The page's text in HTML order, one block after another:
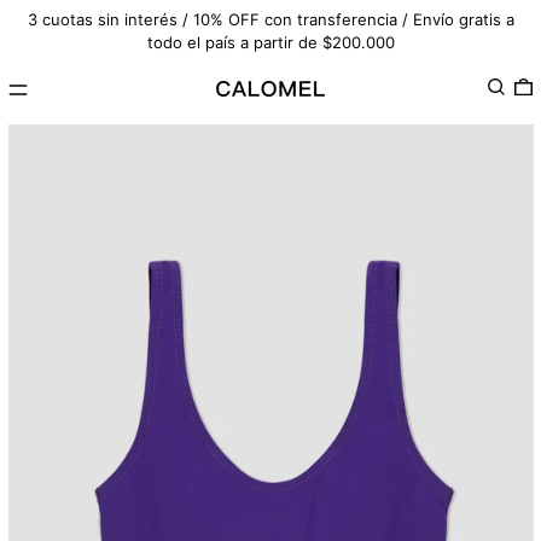
3 cuotas sin interés / 10% OFF con transferencia / Envío gratis a
todo el país a partir de $200.000
Menú Buscar